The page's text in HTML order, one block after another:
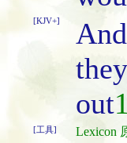
[KJV+] And
out
[工具] Lexicon